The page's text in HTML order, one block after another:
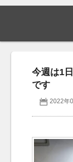
会社概要
アクセス
お問い合わせ
今週は1
です
2022年